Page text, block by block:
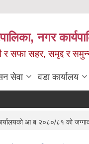
नगर
र सफा सहर, समृद्द र
सेवा वडा कार्यालय
आ ब २०८०/८१ को